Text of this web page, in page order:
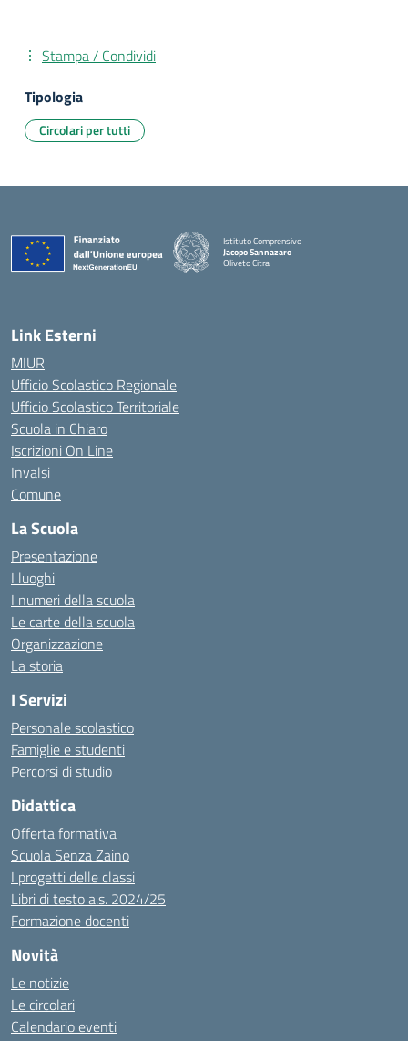
Stampa / Condividi
Tipologia
Circolari per tutti
Istituto Comprensivo
Jacopo Sannazaro
Oliveto Citra
Link Esterni
MIUR
Ufficio Scolastico Regionale
Ufficio Scolastico Territoriale
Scuola in Chiaro
Iscrizioni On Line
Invalsi
Comune
La Scuola
Presentazione
I luoghi
I numeri della scuola
Le carte della scuola
Organizzazione
La storia
I Servizi
Personale scolastico
Famiglie e studenti
Percorsi di studio
Didattica
Offerta formativa
Scuola Senza Zaino
I progetti delle classi
Libri di testo a.s. 2024/25
Formazione docenti
Novità
Le notizie
Le circolari
Calendario eventi